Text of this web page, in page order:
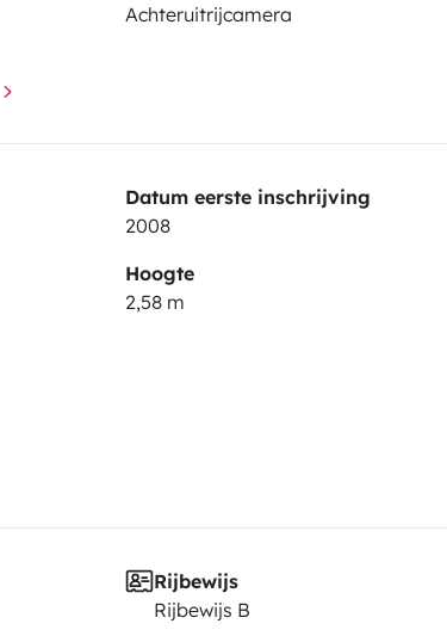
Achteruitrijcamera
Datum eerste inschrijving
2008
Hoogte
2,58 m
Rijbewijs
Rijbewijs B